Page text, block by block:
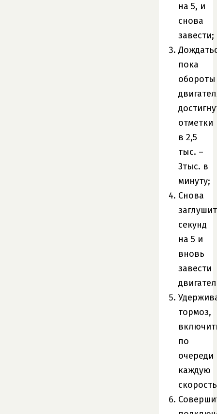
на 5, и
снова
завести;
пока
обороты
отметки
в 2,5
тыс. –
3тыс. в
минуту;
Снова
секунд
на 5 и
вновь
завести
тормоз,
по
очереди
каждую